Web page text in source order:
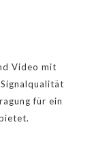
Video mit
für ein